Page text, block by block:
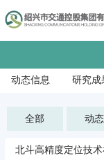
动态信息 研究成
全部 动态